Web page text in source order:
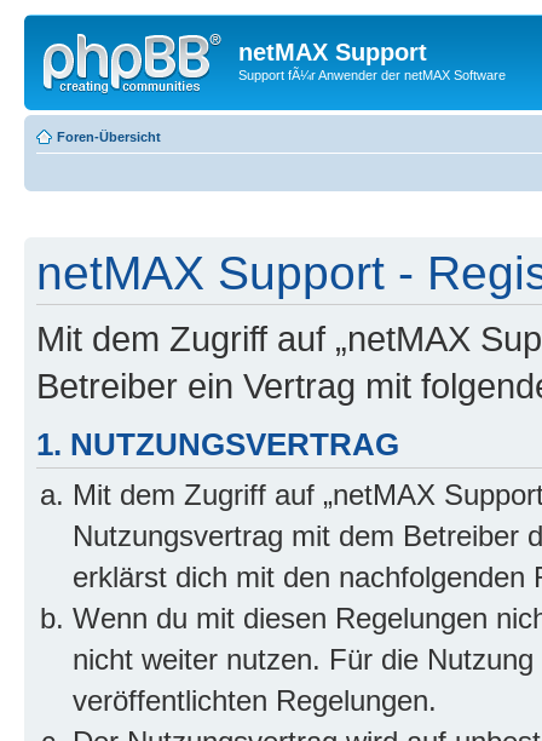
netMAX Support
Support fÃ¼r Anwender der netMAX Software
Foren-Übersicht
netMAX Support -
Mit dem Zugriff auf „netMAX
Betreiber ein Vertrag mit
1. NUTZUNGSVERTRAG
Mit dem Zugriff auf „netMAX
Nutzungsvertrag mit dem Betreiber
erklärst dich mit den nachfolgenden
Wenn du mit diesen Regelungen
nicht weiter nutzen. Für die
veröffentlichten Regelungen.